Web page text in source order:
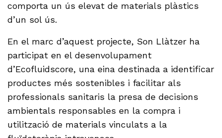
comporta un ús elevat de materials plàstics
d’un sol ús.
En el marc d’aquest projecte, Son Llàtzer ha
participat en el desenvolupament
d’Ecofluidscore, una eina destinada a identificar
productes més sostenibles i facilitar als
professionals sanitaris la presa de decisions
ambientals responsables en la compra i
utilització de materials vinculats a la